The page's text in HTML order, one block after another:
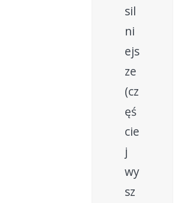
sil
ni
ejs
ze
(cz
ęś
cie
j
wy
sz